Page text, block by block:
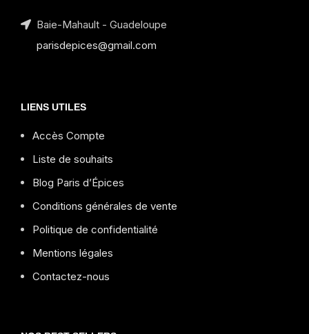
Baie-Mahault - Guadeloupe
parisdepices@gmail.com
LIENS UTILES
Accès Compte
Liste de souhaits
Blog Paris d’Épices
Conditions générales de vente
Politique de confidentialité
Mentions légales
Contactez-nous